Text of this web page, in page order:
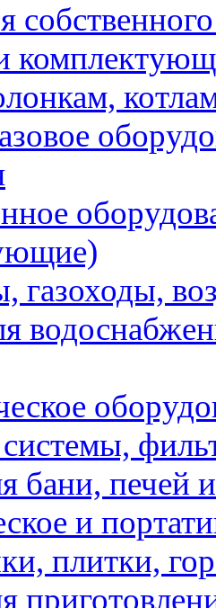
бани, печей
и
плитки,